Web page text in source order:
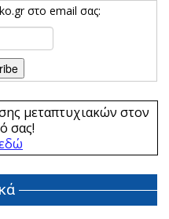
στο email σας:
μεταπτυχιακών στον
σας!